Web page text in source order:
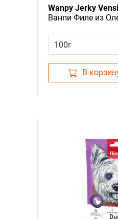
Wanpy Jerky
Ванпи Филе из
100г
В